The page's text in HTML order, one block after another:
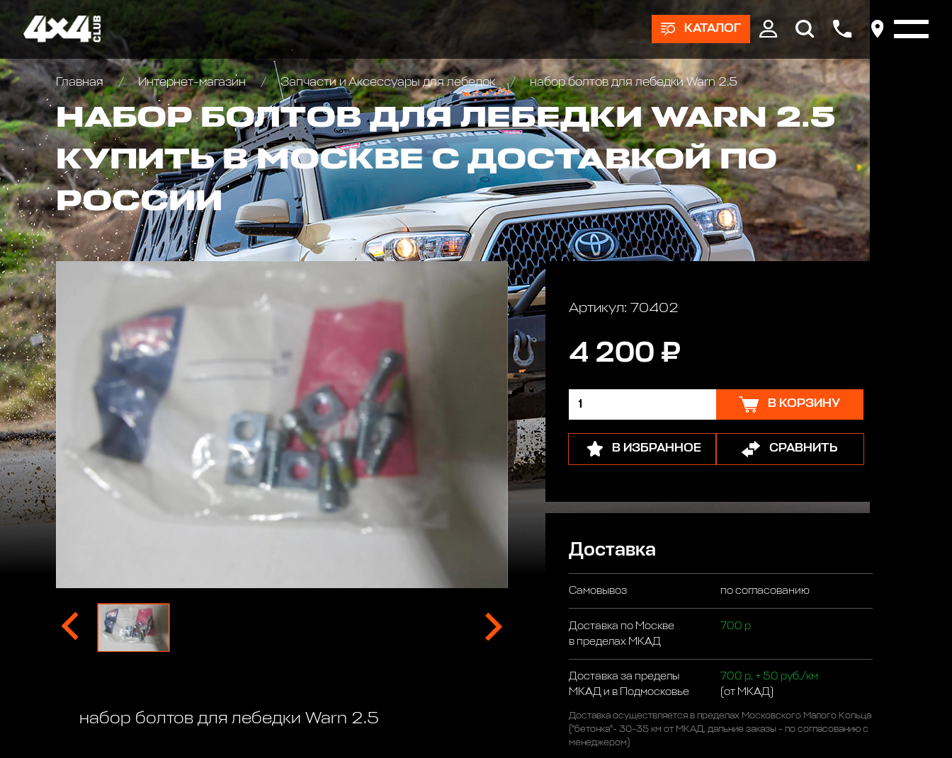
КАТАЛОГ
Главная Интернет-магазин Запчасти и Аксессуары для лебедок набор болтов для лебедки Warn 2.5
НАБОР БОЛТОВ ДЛЯ ЛЕБЕДКИ WARN 2.5
КУПИТЬ В МОСКВЕ С ДОСТАВКОЙ ПО
РОССИИ
набор болтов для лебедки Warn 2.5
Артикул: 70402
4 200 ₽
В КОРЗИНУ
В ИЗБРАННОЕ СРАВНИТЬ
Доставка
Самовывоз по согласованию
Доставка по Москве
в пределах МКАД
700 р
Доставка за пределы
МКАД и в Подмосковье
700 р. + 50 руб./км
(от МКАД)
Доставка осуществляется в пределах Московского Малого Кольца
("бетонка"- 30-35 км от МКАД, дальние заказы - по согласованию с
менеджером)